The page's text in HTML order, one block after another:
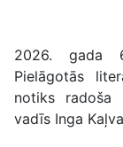
2026. gada
Pielāgotās
notiks radoša
vadīs Inga